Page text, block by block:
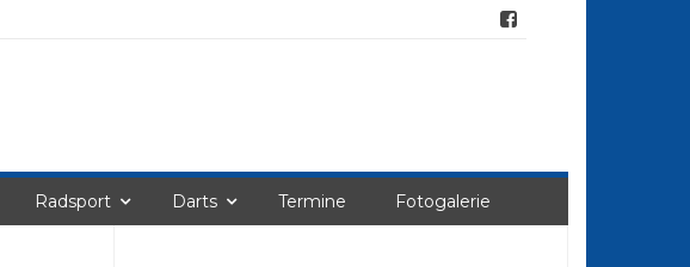
Radsport Darts Termine Fotogalerie